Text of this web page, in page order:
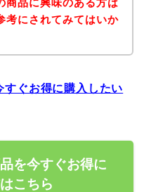
商品に興味のある方は
考にされてみてはいか
すぐお得に購入したい
を今すぐお得に
こちら